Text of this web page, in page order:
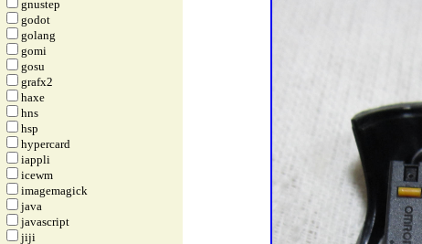
gnustep
godot
golang
gomi
gosu
grafx2
haxe
hns
hsp
hypercard
iappli
icewm
imagemagick
java
javascript
jiji